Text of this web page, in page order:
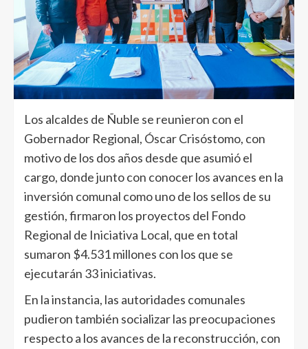
Los alcaldes de Ñuble se reunieron con el
Gobernador Regional, Óscar Crisóstomo, con
motivo de los dos años desde que asumió el
cargo, donde junto con conocer los avances en la
inversión comunal como uno de los sellos de su
gestión, firmaron los proyectos del Fondo
Regional de Iniciativa Local, que en total
sumaron $4.531 millones con los que se
ejecutarán 33 iniciativas.
En la instancia, las autoridades comunales
pudieron también socializar las preocupaciones
respecto a los avances de la reconstrucción, con